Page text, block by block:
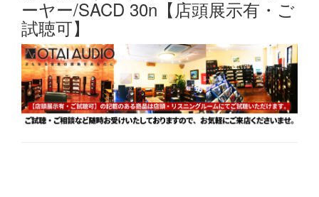
ーヤー/SACD 30n【店頭展示有・ご
試聴可】